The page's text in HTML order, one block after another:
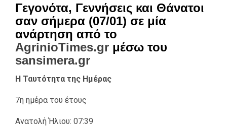
Γεγονότα, Γεννήσεις και Θάνατοι
σαν σήμερα (07/01) σε μία
ανάρτηση από το
AgrinioTimes.gr μέσω του
sansimera.gr
Η Ταυτότητα της Ημέρας
7η ημέρα του έτους
Ανατολή Ήλιου: 07:39